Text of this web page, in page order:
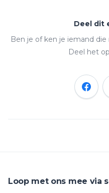
Deel dit
Ben je of ken je iemand
Deel het
Loop met ons mee via